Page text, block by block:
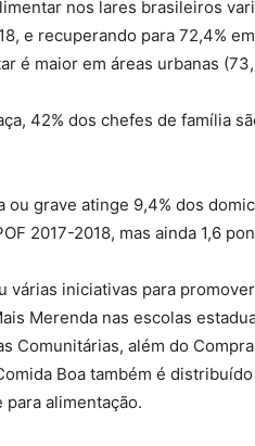
nos lares brasileiros
e recuperando para 72,4%
é maior em áreas urbanas
42% dos chefes de família
ou grave atinge 9,4% dos
2017-2018, mas ainda 1,6
várias iniciativas para
Merenda nas escolas
Comunitárias, além do
Boa também é
alimentação.